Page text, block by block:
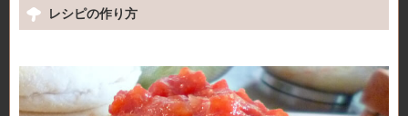
レシピの作り方